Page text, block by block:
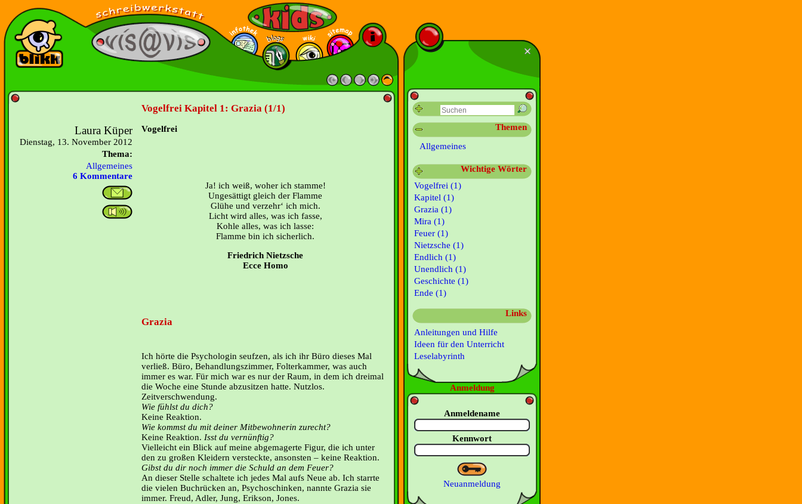
Vogelfrei Kapitel 1: Grazia (1/1)
Laura Küper
Dienstag, 13. November 2012
Thema:
Allgemeines
6 Kommentare
Vogelfrei
Ja! ich weiß, woher ich stamme!
Ungesättigt gleich der Flamme
Glühe und verzehr‘ ich mich.
Licht wird alles, was ich fasse,
Kohle alles, was ich lasse:
Flamme bin ich sicherlich.
Friedrich Nietzsche
Ecce Homo
Grazia
Ich hörte die Psychologin seufzen, als ich ihr Büro dieses Mal
verließ. Büro, Behandlungszimmer, Folterkammer, was auch
immer es war. Für mich war es nur der Raum, in dem ich dreimal
die Woche eine Stunde abzusitzen hatte. Nutzlos.
Zeitverschwendung.
Wie fühlst du dich?
Keine Reaktion.
Wie kommst du mit deiner Mitbewohnerin zurecht?
Keine Reaktion. Isst du vernünftig?
Vielleicht ein Blick auf meine abgemagerte Figur, die ich unter
den zu großen Kleidern versteckte, ansonsten – keine Reaktion.
Gibst du dir noch immer die Schuld an dem Feuer?
An dieser Stelle schaltete ich jedes Mal aufs Neue ab. Ich starrte
die vielen Buchrücken an, Psychoschinken, nannte Grazia sie
immer. Freud, Adler, Jung, Erikson, Jones.
Themen
Allgemeines
Wichtige Wörter
Vogelfrei (1)
Kapitel (1)
Grazia (1)
Mira (1)
Feuer (1)
Nietzsche (1)
Endlich (1)
Unendlich (1)
Geschichte (1)
Ende (1)
Links
Anleitungen und Hilfe
Ideen für den Unterricht
Leselabyrinth
Anmeldung
Anmeldename
Kennwort
Neuanmeldung